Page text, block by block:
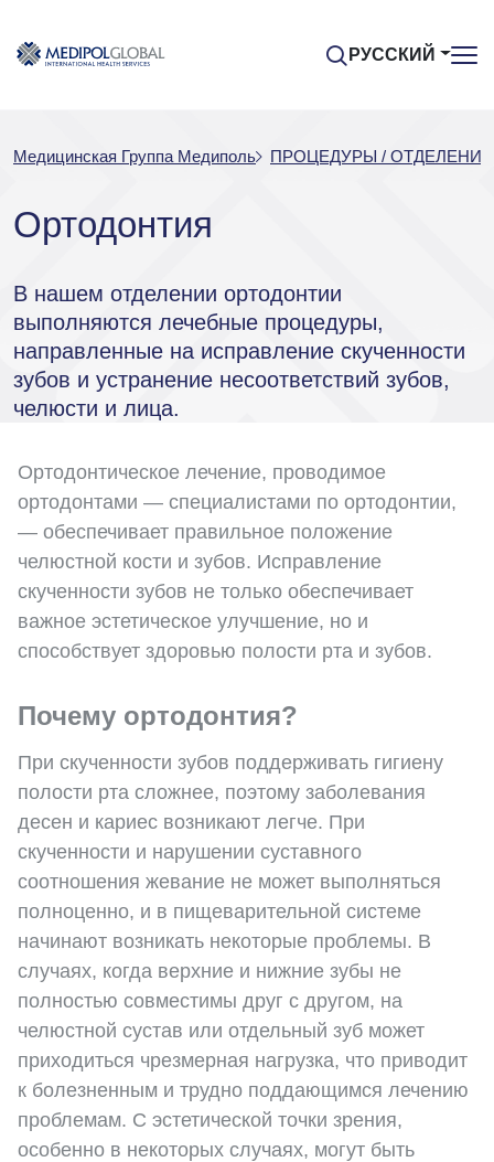
РУССКИЙ
Медицинская Группа Медиполь ПРОЦЕДУРЫ / ОТДЕЛЕНИЯ
Ортодонтия
В нашем отделении ортодонтии
выполняются лечебные процедуры,
направленные на исправление скученности
зубов и устранение несоответствий зубов,
челюсти и лица.
Ортодонтическое лечение, проводимое
ортодонтами — специалистами по ортодонтии,
— обеспечивает правильное положение
челюстной кости и зубов. Исправление
скученности зубов не только обеспечивает
важное эстетическое улучшение, но и
способствует здоровью полости рта и зубов.
Почему ортодонтия?
При скученности зубов поддерживать гигиену
полости рта сложнее, поэтому заболевания
десен и кариес возникают легче. При
скученности и нарушении суставного
соотношения жевание не может выполняться
полноценно, и в пищеварительной системе
начинают возникать некоторые проблемы. В
случаях, когда верхние и нижние зубы не
полностью совместимы друг с другом, на
челюстной сустав или отдельный зуб может
приходиться чрезмерная нагрузка, что приводит
к болезненным и трудно поддающимся лечению
проблемам. С эстетической точки зрения,
особенно в некоторых случаях, могут быть